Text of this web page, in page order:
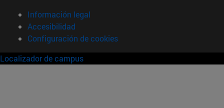
Información legal
Accesibilidad
Configuración de cookies
Localizador de campus